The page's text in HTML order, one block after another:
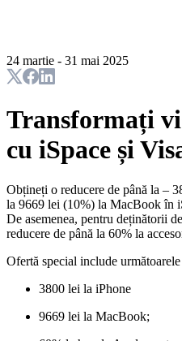
24 martie - 31 mai 2025
Transformați
cu iSpace și
Obțineți o reducere de până la –
la 9669 lei (10%) la MacBook în
De asemenea, pentru deținătorii
reducere de până la 60% la
Ofertă special include
3800 lei la iPhone
9669 lei la MacBook;